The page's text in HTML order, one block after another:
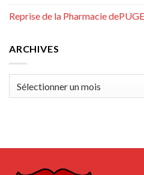
Reprise de la Pharmacie
ARCHIVES